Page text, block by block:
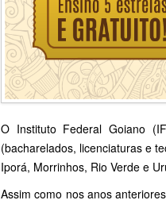
O Instituto Federal Goiano
(bacharelados, licenciaturas e
Iporá, Morrinhos, Rio Verde e
Assim como nos anos